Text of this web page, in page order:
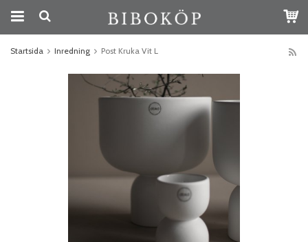
Startsida Inredning Post Kruka Vit L